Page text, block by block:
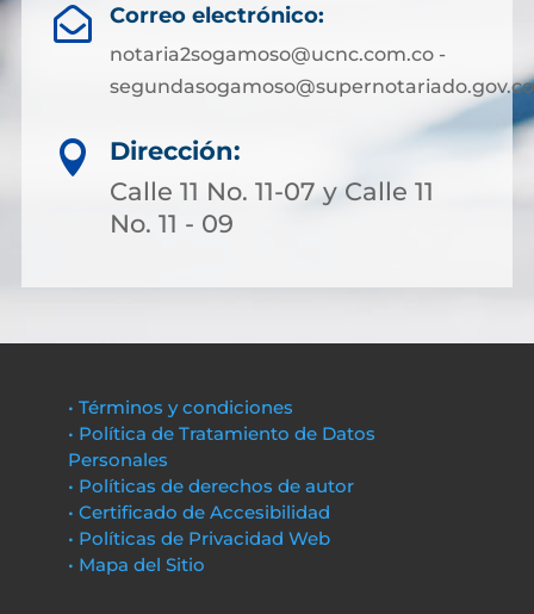
 Correo electrónico:
notaria2sogamoso@ucnc.com.co -
segundasogamoso@supernotariado.gov.co

Dirección:
Calle 11 No. 11-07 y Calle 11
No. 11 - 09
• Términos y condiciones
• Política de Tratamiento de Datos
Personales
• Políticas de derechos de autor
• Certificado de Accesibilidad
• Políticas de Privacidad Web
• Mapa del Sitio